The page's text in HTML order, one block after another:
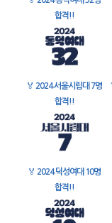
합격!!
🏅 2024 서울시립대 7명
합격!!
🏅 2024 덕성여대 10명
합격!!